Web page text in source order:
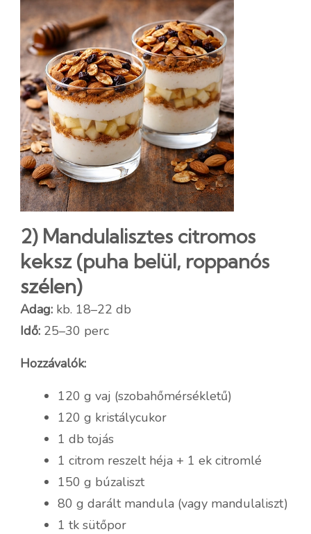
2) Mandulalisztes citromos
keksz (puha belül, roppanós
szélen)
Adag: kb. 18–22 db
Idő: 25–30 perc
Hozzávalók:
120 g vaj (szobahőmérsékletű)
120 g kristálycukor
1 db tojás
1 citrom reszelt héja + 1 ek citromlé
150 g búzaliszt
80 g darált mandula (vagy mandulaliszt)
1 tk sütőpor